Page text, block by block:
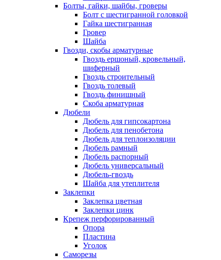
Болты, гайки, шайбы, гроверы
Болт c шестигранной головкой
Гайка шестигранная
Гровер
Шайба
Гвозди, скобы арматурные
Гвоздь ершоный, кровельный,
шиферный
Гвоздь строительный
Гвоздь толевый
Гвоздь финишный
Скоба арматурная
Дюбели
Дюбель для гипсокартона
Дюбель для пенобетона
Дюбель для теплоизоляции
Дюбель рамный
Дюбель распорный
Дюбель универсальный
Дюбель-гвоздь
Шайба для утеплителя
Заклепки
Заклепка цветная
Заклепки цинк
Крепеж перфорированный
Опора
Пластина
Уголок
Саморезы